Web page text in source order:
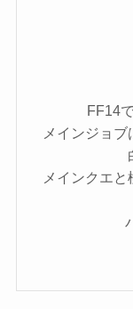
FF14
メインジョ
メインクエ